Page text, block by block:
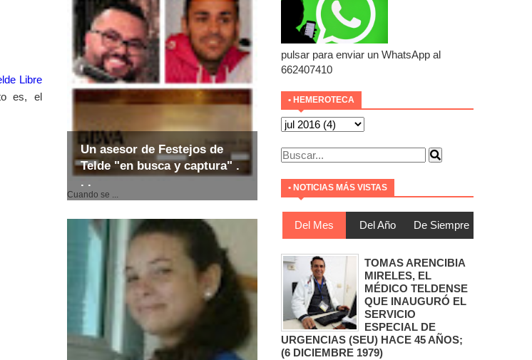
Un asesor de Festejos de
Telde "en busca y captura" .
. .
Cuando se ...
Libre
es, el
pulsar para enviar un WhatsApp al
662407410
• HEMEROTECA
• NOTICIAS MÁS VISTAS
Del Mes Del Año De Siempre
TOMAS ARENCIBIA
MIRELES, EL
MÉDICO TELDENSE
QUE INAUGURÓ EL
SERVICIO
ESPECIAL DE
URGENCIAS (SEU) HACE 45 AÑOS;
(6 DICIEMBRE 1979)